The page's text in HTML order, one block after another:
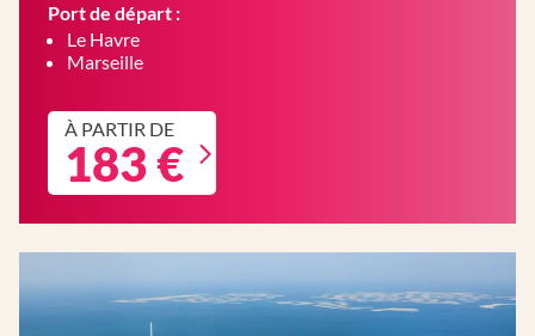
Port de départ :
Le Havre
Marseille
À PARTIR DE
183 €